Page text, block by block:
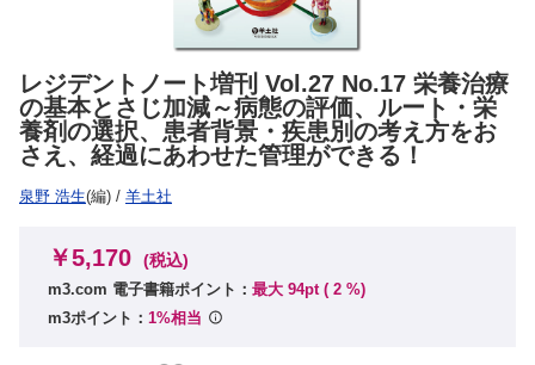
レジデントノート増刊 Vol.27 No.17 栄養治療
の基本とさじ加減～病態の評価、ルート・栄
養剤の選択、患者背景・疾患別の考え方をお
さえ、経過にあわせた管理ができる！
泉野 浩生(編) / 羊土社
￥5,170 (税込)
m3.com 電子書籍ポイント： 最大 94pt ( 2 %)
m3ポイント： 1%相当